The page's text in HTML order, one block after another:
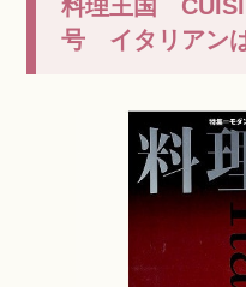
料理王国
号 イタリアン